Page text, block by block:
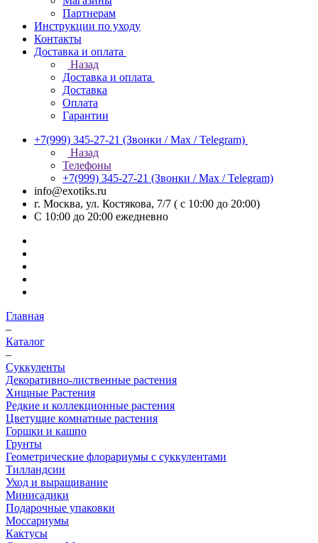
Партнерам
Инструкции по уходу
Контакты
Доставка и оплата
Назад
Доставка и оплата
Доставка
Оплата
Гарантии
+7(999) 345-27-21 (Звонки / Max / Telegram)
Назад
Телефоны
+7(999) 345-27-21 (Звонки / Max / Telegram)
info@exotiks.ru
г. Москва, ул. Костякова, 7/7 ( с 10:00 до 20:00)
С 10:00 до 20:00 ежедневно
Главная
–
Каталог
–
Суккуленты
Декоративно-лиственные растения
Хищные Растения
Редкие и коллекционные растения
Цветущие комнатные растения
Горшки и кашпо
Грунты
Геометрические флорариумы с суккулентами
Тилландсии
Уход и выращивание
Минисадики
Подарочные упаковки
Моссариумы
Кактусы